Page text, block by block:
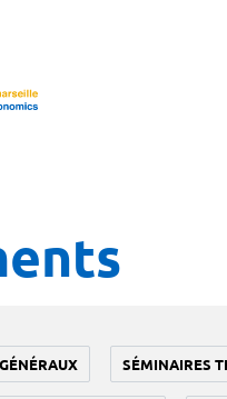
SÉMINAIRES